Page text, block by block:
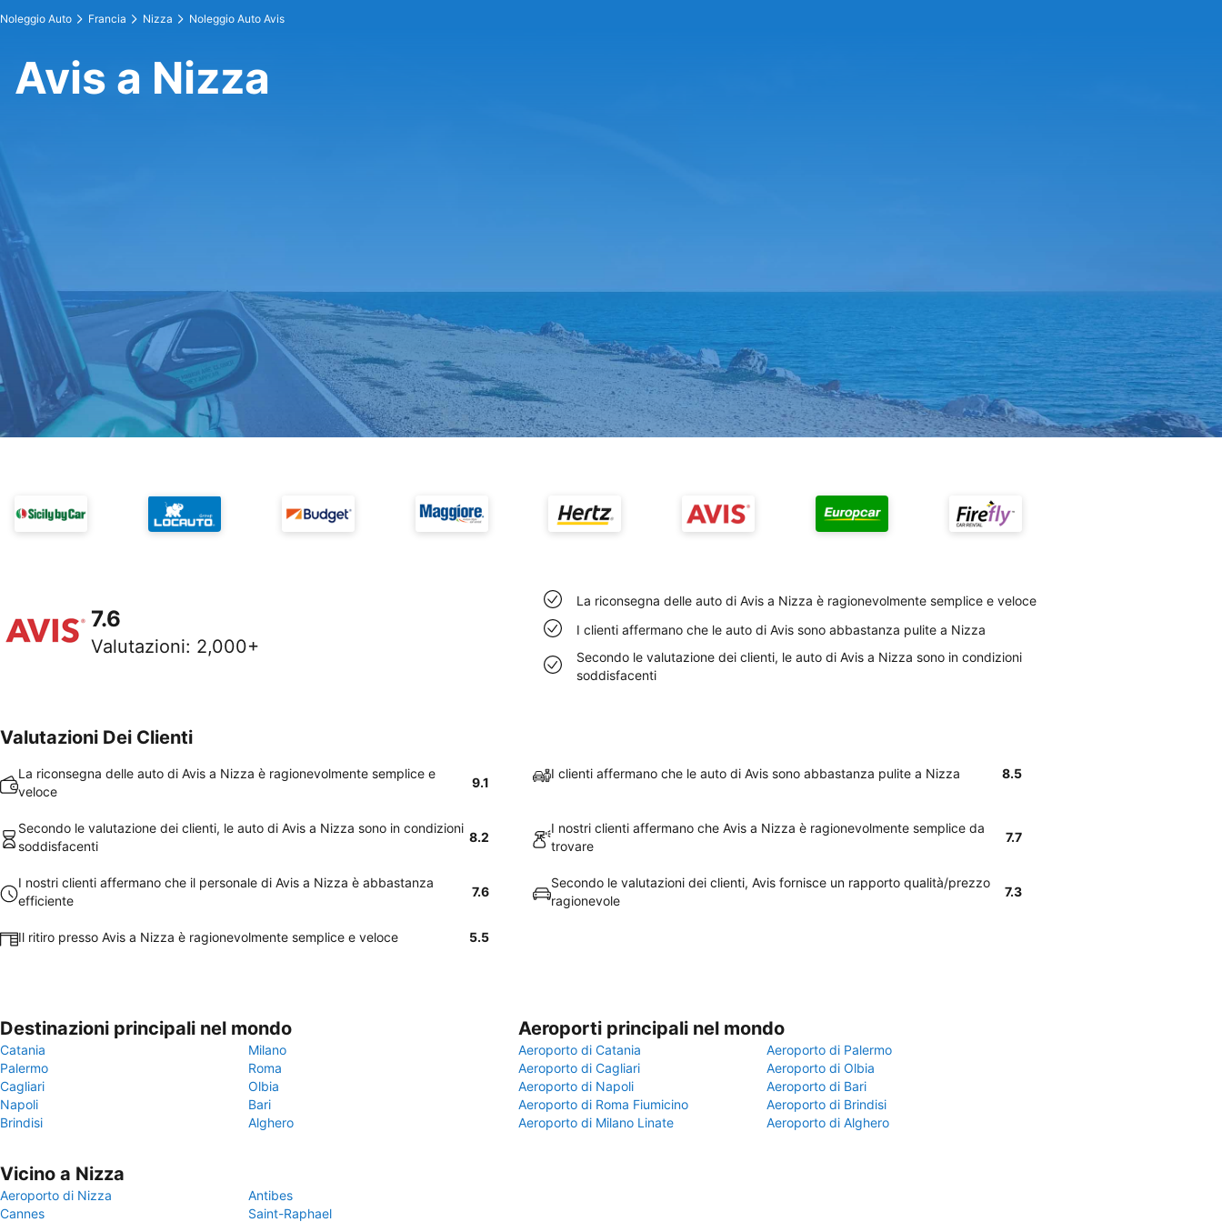
Noleggio Auto Francia Nizza Noleggio Auto Avis
Avis a Nizza
7.6
Valutazioni: 2,000+
La riconsegna delle auto di Avis a Nizza è ragionevolmente semplice e veloce
I clienti affermano che le auto di Avis sono abbastanza pulite a Nizza
Secondo le valutazione dei clienti, le auto di Avis a Nizza sono in condizioni
soddisfacenti
Valutazioni Dei Clienti
La riconsegna delle auto di Avis a Nizza è ragionevolmente semplice e
veloce
9.1
I clienti affermano che le auto di Avis sono abbastanza pulite a Nizza 8.5
Secondo le valutazione dei clienti, le auto di Avis a Nizza sono in condizioni
soddisfacenti
8.2
I nostri clienti affermano che Avis a Nizza è ragionevolmente semplice da
trovare
7.7
I nostri clienti affermano che il personale di Avis a Nizza è abbastanza
efficiente
7.6
Secondo le valutazioni dei clienti, Avis fornisce un rapporto qualità/prezzo
ragionevole
7.3
Il ritiro presso Avis a Nizza è ragionevolmente semplice e veloce 5.5
Destinazioni principali nel mondo
Catania
Milano
Palermo
Roma
Cagliari
Olbia
Napoli
Bari
Brindisi
Alghero
Aeroporti principali nel mondo
Aeroporto di Catania
Aeroporto di Palermo
Aeroporto di Cagliari
Aeroporto di Olbia
Aeroporto di Napoli
Aeroporto di Bari
Aeroporto di Roma Fiumicino
Aeroporto di Brindisi
Aeroporto di Milano Linate
Aeroporto di Alghero
Vicino a Nizza
Aeroporto di Nizza
Antibes
Cannes
Saint-Raphael